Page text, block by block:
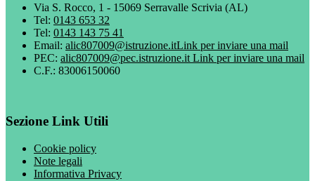
Via S. Rocco, 1 - 15069 Serravalle Scrivia (AL)
Tel: 0143 653 32
Tel: 0143 143 75 41
Email: alic807009@istruzione.itLink per inviare una mail
PEC: alic807009@pec.istruzione.it Link per inviare una mail
C.F.: 83006150060
Sezione Link Utili
Cookie policy
Note legali
Informativa Privacy